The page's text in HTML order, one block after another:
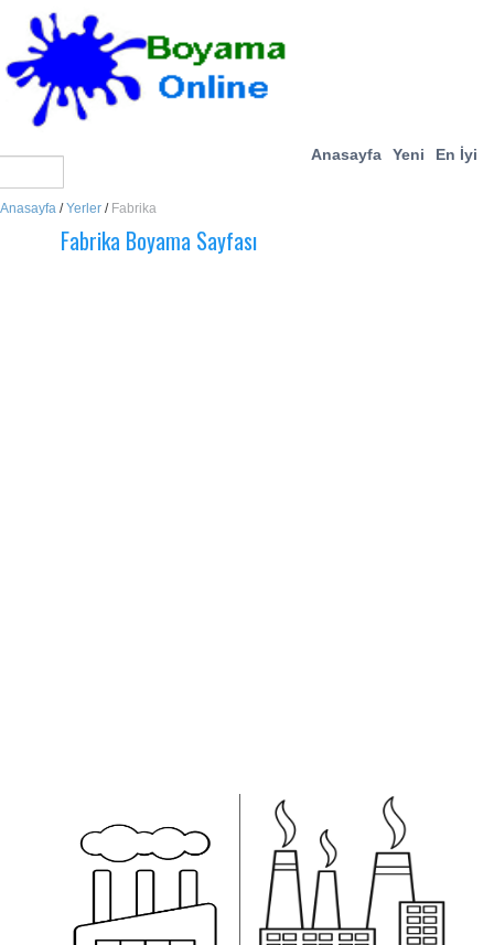
Anasayfa Yeni En İyi
Anasayfa /Yerler / Fabrika
Fabrika Boyama Sayfası